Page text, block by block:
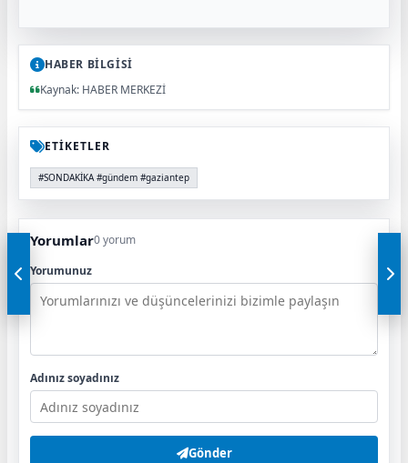
HABER BİLGİSİ
Kaynak: HABER MERKEZİ
ETİKETLER
#SONDAKİKA #gündem #gaziantep
Yorumlar0 yorum
Yorumunuz
Adınız soyadınız
Gönder